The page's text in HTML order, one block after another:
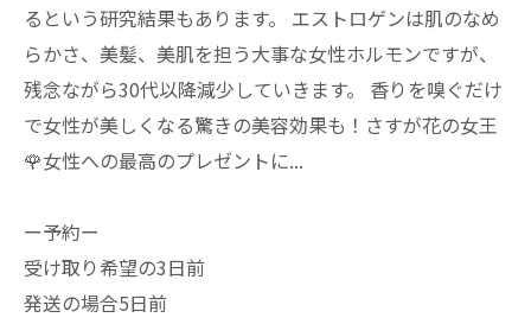
るという研究結果もあります。 エストロゲンは肌のなめ
らかさ、美髪、美肌を担う大事な女性ホルモンですが、
残念ながら30代以降減少していきます。 香りを嗅ぐだけ
で女性が美しくなる驚きの美容効果も！さすが花の女王
🌹女性への最高のプレゼントに...
ー予約ー
受け取り希望の3日前
発送の場合5日前